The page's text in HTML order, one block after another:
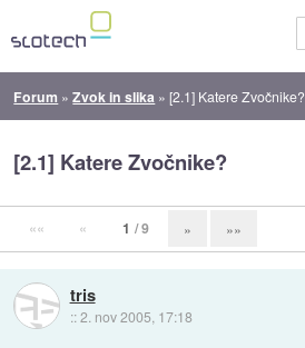
Forum »Zvok in slika »[2.1] Katere Zvočnike?
[2.1] Katere Zvočnike?
«« « 1 / 9 » »»
tris
::2. nov 2005, 17:18